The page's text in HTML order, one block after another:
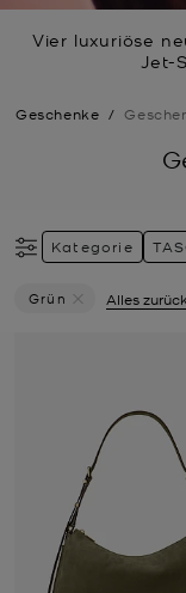
Vier luxuriöse
Jet-
Geschenke /
Kategorie
Grün
Alles